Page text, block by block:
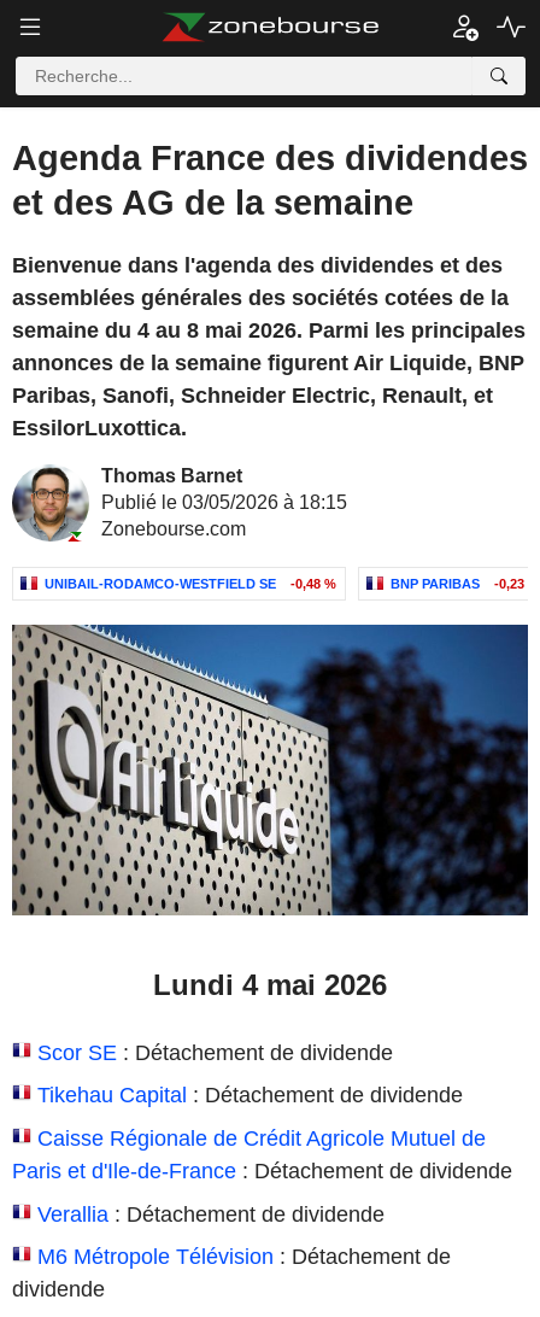
Agenda France des dividendes
et des AG de la semaine
Bienvenue dans l'agenda des dividendes et des
assemblées générales des sociétés cotées de la
semaine du 4 au 8 mai 2026. Parmi les principales
annonces de la semaine figurent Air Liquide, BNP
Paribas, Sanofi, Schneider Electric, Renault, et
EssilorLuxottica.
Thomas Barnet
Publié le 03/05/2026 à 18:15
Zonebourse.com
UNIBAIL-RODAMCO-WESTFIELD SE -0,48 % BNP PARIBAS -0,23 %
Lundi 4 mai 2026
Scor SE : Détachement de dividende
Tikehau Capital : Détachement de dividende
Caisse Régionale de Crédit Agricole Mutuel de
Paris et d'Ile-de-France : Détachement de dividende
Verallia : Détachement de dividende
M6 Métropole Télévision : Détachement de
dividende